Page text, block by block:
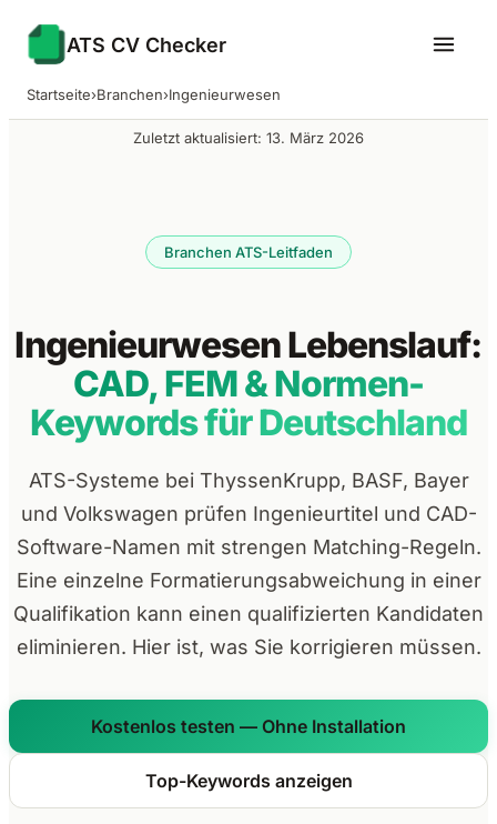
ATS CV Checker
Startseite›Branchen›Ingenieurwesen
Zuletzt aktualisiert: 13. März 2026
Branchen ATS-Leitfaden
Ingenieurwesen Lebenslauf:
CAD, FEM & Normen-
Keywords für Deutschland
ATS-Systeme bei ThyssenKrupp, BASF, Bayer
und Volkswagen prüfen Ingenieurtitel und CAD-
Software-Namen mit strengen Matching-Regeln.
Eine einzelne Formatierungsabweichung in einer
Qualifikation kann einen qualifizierten Kandidaten
eliminieren. Hier ist, was Sie korrigieren müssen.
Kostenlos testen — Ohne Installation
Top-Keywords anzeigen